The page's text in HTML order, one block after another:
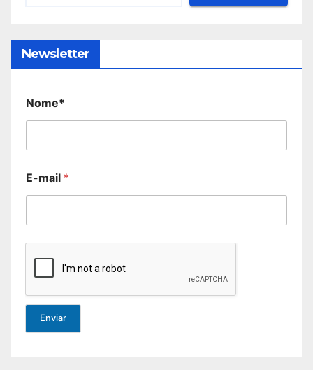
Newsletter
Nome*
E-mail *
Enviar